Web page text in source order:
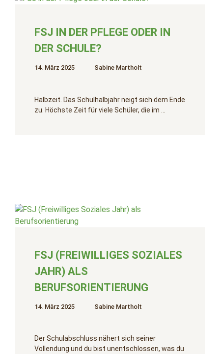
FSJ IN DER PFLEGE ODER IN
DER SCHULE?
14. März 2025 Sabine Martholt
Halbzeit. Das Schulhalbjahr neigt sich dem Ende
zu. Höchste Zeit für viele Schüler, die im …
FSJ (FREIWILLIGES SOZIALES
JAHR) ALS
BERUFSORIENTIERUNG
14. März 2025 Sabine Martholt
Der Schulabschluss nähert sich seiner
Vollendung und du bist unentschlossen, was du